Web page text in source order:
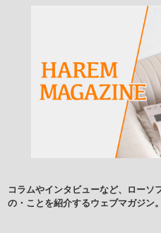
コラムやインタビューなど、ローソ
の・ことを紹介するウェブマガジン。